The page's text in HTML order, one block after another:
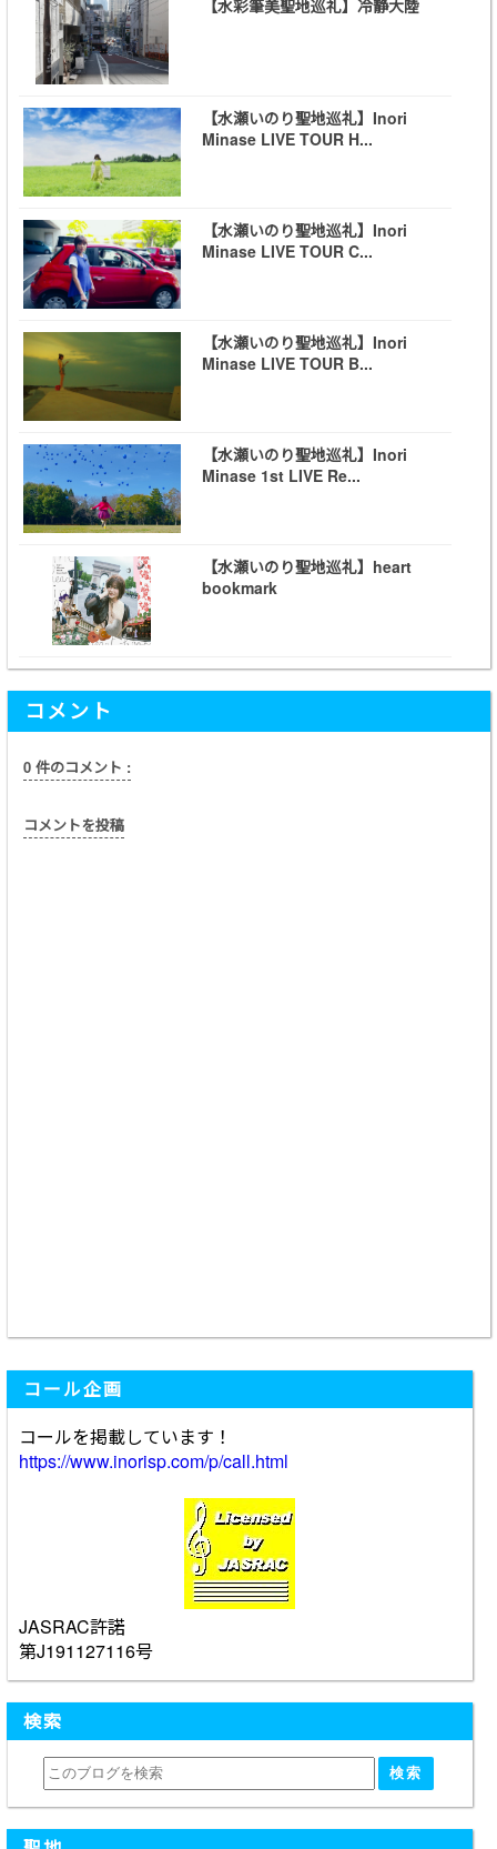
【水彩筆美聖地巡礼】冷静大陸
【水瀬いのり聖地巡礼】Inori
Minase LIVE TOUR H...
【水瀬いのり聖地巡礼】Inori
Minase LIVE TOUR C...
【水瀬いのり聖地巡礼】Inori
Minase LIVE TOUR B...
【水瀬いのり聖地巡礼】Inori
Minase 1st LIVE Re...
【水瀬いのり聖地巡礼】heart
bookmark
コメント
0 件のコメント :
コメントを投稿
コール企画
コールを掲載しています！
https://www.inorisp.com/p/call.html
JASRAC許諾
第J191127116号
検索